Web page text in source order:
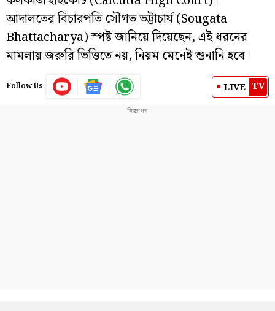
আদালতের বিচারপতি সৌগত ভট্টাচার্য (Sougata
Bhattacharya) স্পষ্ট জানিয়ে দিয়েছেন, এই ধরনের
মামলায় জরুরি ভিত্তিতে নয়, নিয়ম মেনেই শুনানি হবে।
Follow Us LIVE TV